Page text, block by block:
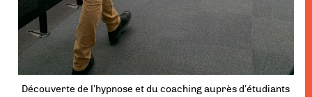
Découverte de l’hypnose et du coaching auprès d’étudiants